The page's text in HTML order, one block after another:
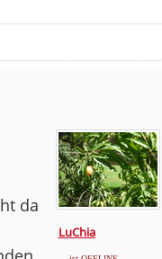
LuChia
da